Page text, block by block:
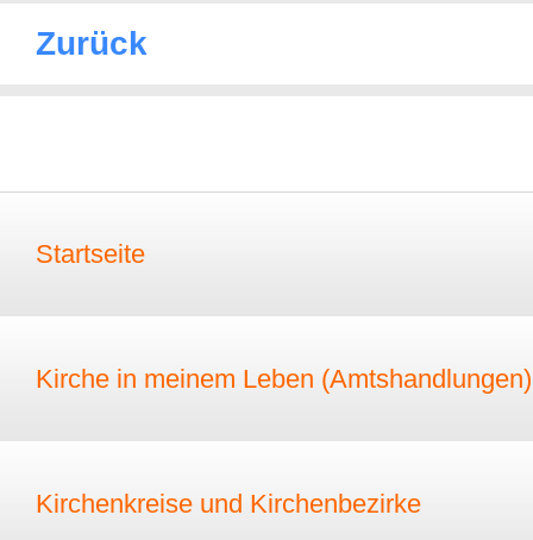
Zurück
Startseite
Kirche in meinem Leben (Amtshandlungen)
Kirchenkreise und Kirchenbezirke